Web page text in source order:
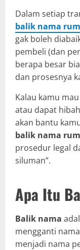
Dalam setiap
balik nama
gak boleh
pembeli (dan
berapa besar
dan prosesnya
Kalau kamu
atau dapat
akan bantu
balik nama
prosedur legal
siluman”.
Apa Itu
Balik nama
mengganti
menjadi nama